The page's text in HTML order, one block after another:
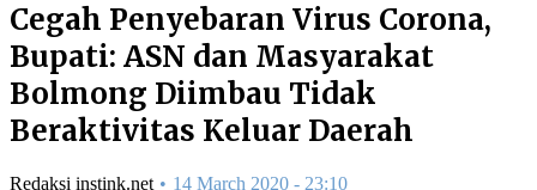
Cegah Penyebaran Virus Corona,
Bupati: ASN dan Masyarakat
Bolmong Diimbau Tidak
Beraktivitas Keluar Daerah
Redaksi instink.net 14 March 2020 - 23:10